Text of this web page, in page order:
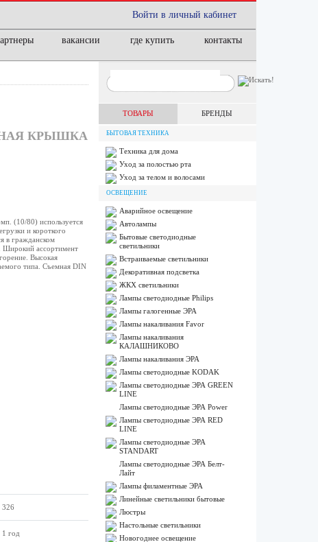
Войти в личный кабинет
вакансии где купить контакты
КРЫШКА
(10/80) используется
и короткого
в гражданском
Широкий ассортимент
Высокая
типа. Съемная DIN
326
1 год
ТОВАРЫ БРЕНДЫ
БЫТОВАЯ ТЕХНИКА
Техника для дома
Уход за полостью рта
Уход за телом и волосами
ОСВЕЩЕНИЕ
Аварийное освещение
Автолампы
Бытовые светодиодные
светильники
Встраиваемые светильники
Декоративная подсветка
ЖКХ светильники
Лампы cветодиодные Philips
Лампы галогенные ЭРА
Лампы накаливания Favor
Лампы накаливания
КАЛАШНИКОВО
Лампы накаливания ЭРА
Лампы светодиодные KODAK
Лампы светодиодные ЭРА GREEN
LINE
Лампы светодиодные ЭРА Power
Лампы светодиодные ЭРА RED
LINE
Лампы светодиодные ЭРА
STANDART
Лампы светодиодные ЭРА Белт-
Лайт
Лампы филаментные ЭРА
Линейные светильники бытовые
Люстры
Настольные светильники
Новогоднее освещение